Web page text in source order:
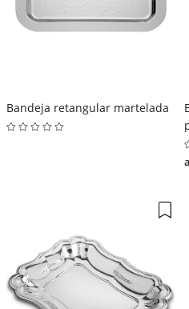
Bandeja retangular martelada